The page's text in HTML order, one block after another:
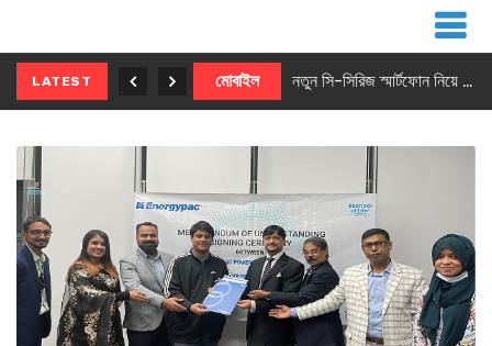
LATEST মোবাইল নতুন সি-সিরিজ স্মার্টফোন নিয়ে আসছে রিয়েলমি